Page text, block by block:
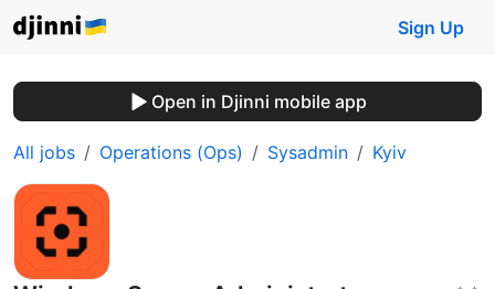
Sign Up
Open in Djinni mobile app
All jobs Operations (Ops) Sysadmin Kyiv